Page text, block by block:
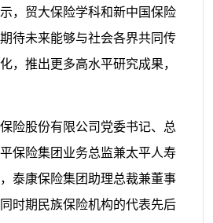
，贸大保险学科和新中国保险
待未来能够与社会各界共同传
，推出更多高水平研究成果，
险股份有限公司党委书记、总
保险集团业务总监兼太平人寿
泰康保险集团助理总裁兼董事
时期民族保险机构的代表先后